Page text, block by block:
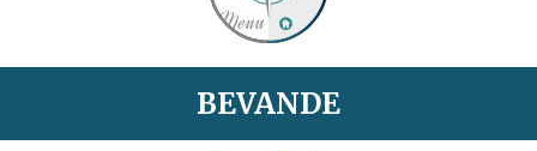
BEVANDE